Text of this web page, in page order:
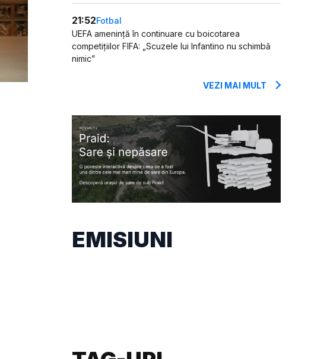
21:52Fotbal
UEFA amenință în continuare cu boicotarea
competițiilor FIFA: „Scuzele lui Infantino nu schimbă
nimic”
VEZI MAI MULT
EMISIUNI